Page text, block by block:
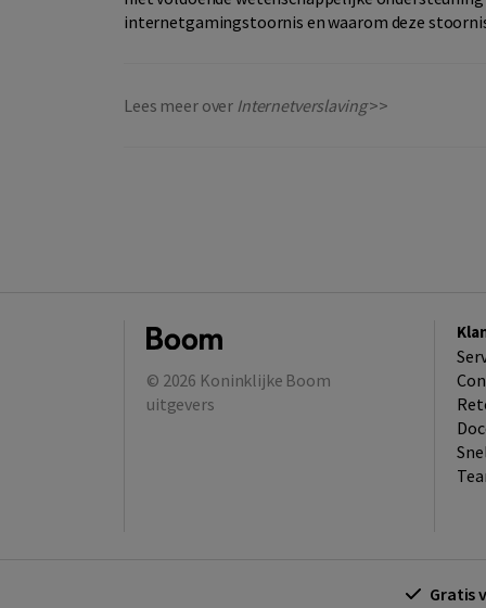
internetgamingstoornis en waarom deze
Lees meer over Internetverslaving>>
© 2026 Koninklijke Boom
uitgevers
Gratis